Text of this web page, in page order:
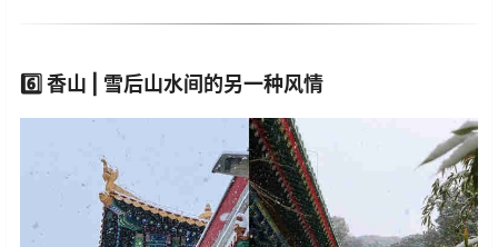
6️⃣ 香山 | 雪后山水间的另一种风情